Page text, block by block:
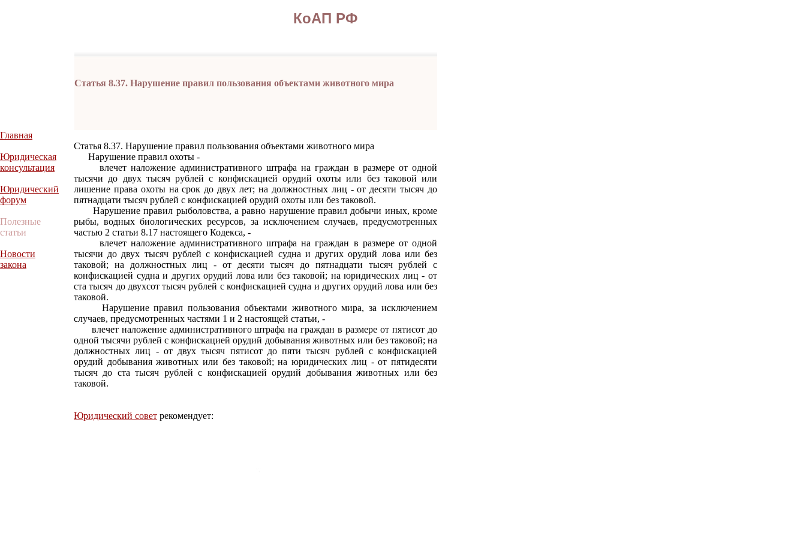
КоАП РФ
Статья 8.37. Нарушение правил пользования объектами животного мира
Главная
Юридическая
консультация
Юридический
форум
Полезные
статьи
Новости
закона
Статья 8.37. Нарушение правил пользования объектами животного мира
Нарушение правил охоты -
влечет наложение административного штрафа на граждан в размере от одной
тысячи до двух тысяч рублей с конфискацией орудий охоты или без таковой или
лишение права охоты на срок до двух лет; на должностных лиц - от десяти тысяч до
пятнадцати тысяч рублей с конфискацией орудий охоты или без таковой.
Нарушение правил рыболовства, а равно нарушение правил добычи иных, кроме
рыбы, водных биологических ресурсов, за исключением случаев, предусмотренных
частью 2 статьи 8.17 настоящего Кодекса, -
влечет наложение административного штрафа на граждан в размере от одной
тысячи до двух тысяч рублей с конфискацией судна и других орудий лова или без
таковой; на должностных лиц - от десяти тысяч до пятнадцати тысяч рублей с
конфискацией судна и других орудий лова или без таковой; на юридических лиц - от
ста тысяч до двухсот тысяч рублей с конфискацией судна и других орудий лова или без
таковой.
Нарушение правил пользования объектами животного мира, за исключением
случаев, предусмотренных частями 1 и 2 настоящей статьи, -
влечет наложение административного штрафа на граждан в размере от пятисот до
одной тысячи рублей с конфискацией орудий добывания животных или без таковой; на
должностных лиц - от двух тысяч пятисот до пяти тысяч рублей с конфискацией
орудий добывания животных или без таковой; на юридических лиц - от пятидесяти
тысяч до ста тысяч рублей с конфискацией орудий добывания животных или без
таковой.
Юридический совет рекомендует: